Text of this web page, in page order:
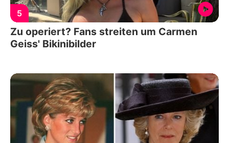
5
Zu operiert? Fans streiten um Carmen
Geiss' Bikinibilder